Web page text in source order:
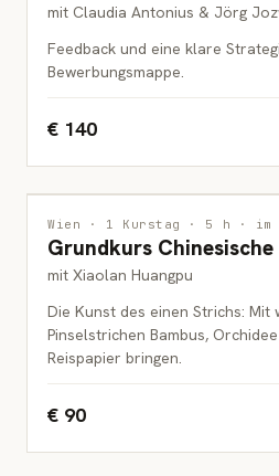
mit Claudia Antonius & Jörg
Feedback und eine klare
Bewerbungsmappe.
€ 140
MALEREI
ERWACHSENE
Wien · 1 Kurstag · 5 h · im
Grundkurs
mit Xiaolan Huangpu
Die Kunst des einen Strichs: Mit
Pinselstrichen Bambus,
Reispapier bringen.
€ 90